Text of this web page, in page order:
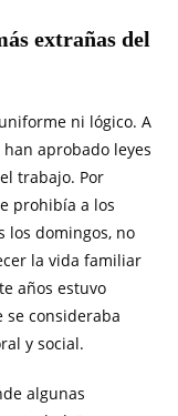
extrañas del
ni lógico. A
aprobado leyes
trabajo. Por
prohibía a los
los domingos, no
la vida familiar
años estuvo
consideraba
y social.
algunas